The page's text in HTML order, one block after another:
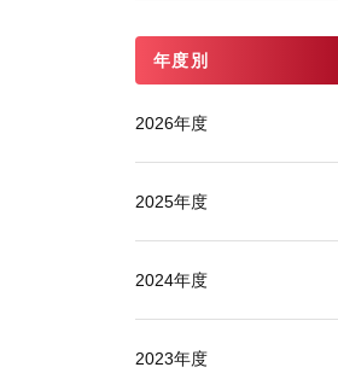
年度別
2026年度
2025年度
2024年度
2023年度